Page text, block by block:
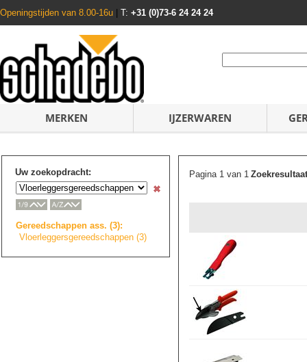
Openingstijden van 8.00-16u T: +31 (0)73-6 24 24 24
MERKEN IJZERWAREN
Uw zoekopdracht:
Gereedschappen ass. (3):
Vloerleggersgereedschappen (3)
Pagina 1 van 1Zoekresultaat